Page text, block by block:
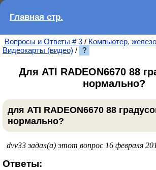
Главная стр.
Вопросы и Ответы # 3 / Компьютер,
Видеокарты (видео) / ?
Для ATI RADEON6670 88
нормально?
для ATI RADEON6670 88
нормально?
dvv33 задал(а) этот вопрос 16 февраля
Ответы: